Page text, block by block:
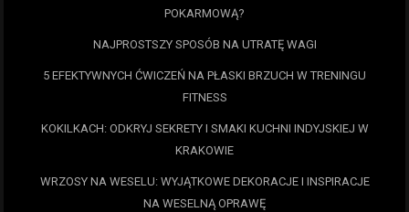
POKARMOWĄ?
NAJPROSTSZY SPOSÓB NA UTRATĘ WAGI
5 EFEKTYWNYCH ĆWICZEŃ NA PŁASKI BRZUCH W TRENINGU
FITNESS
KOKILKACH: ODKRYJ SEKRETY I SMAKI KUCHNI INDYJSKIEJ W
KRAKOWIE
WRZOSY NA WESELU: WYJĄTKOWE DEKORACJE I INSPIRACJE
NA WESELNĄ OPRAWĘ